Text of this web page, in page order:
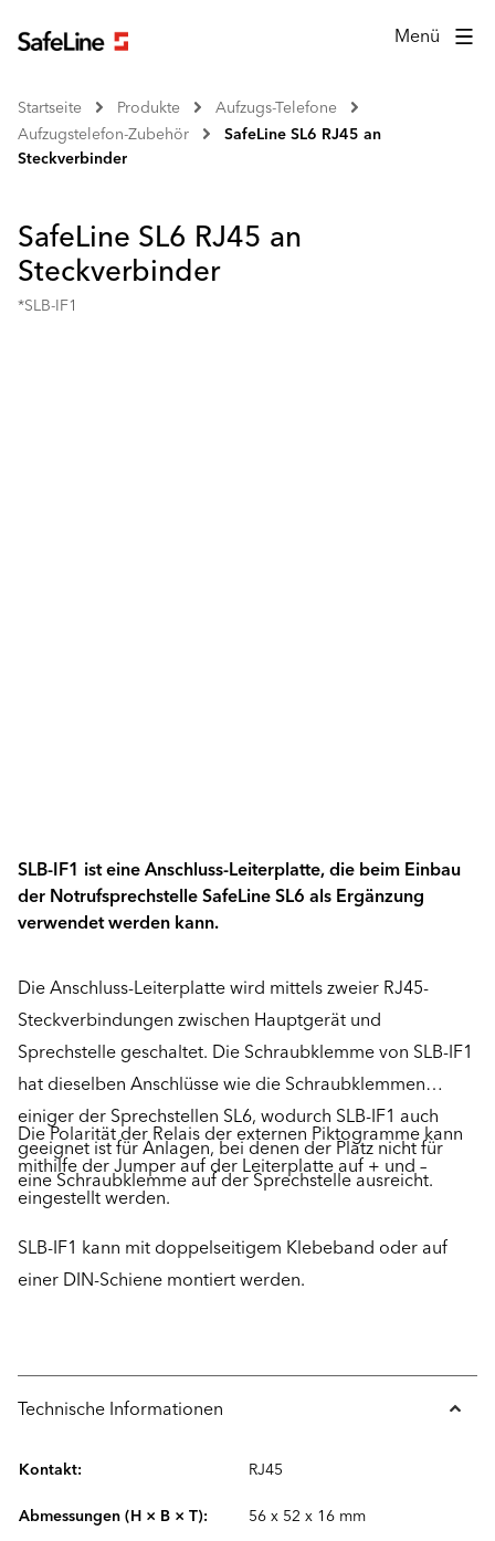
Menü
Startseite Produkte
Aufzugs-Telefone
Aufzugstelefon-Zubehör
SafeLine SL6 RJ45 an
Steckverbinder
SafeLine SL6 RJ45 an
Steckverbinder
*SLB-IF1
SLB-IF1 ist eine Anschluss-Leiterplatte, die beim Einbau
der Notrufsprechstelle SafeLine SL6 als Ergänzung
verwendet werden kann.
Die Anschluss-Leiterplatte wird mittels zweier RJ45-
Steckverbindungen zwischen Hauptgerät und
Sprechstelle geschaltet. Die Schraubklemme von SLB-IF1
hat dieselben Anschlüsse wie die Schraubklemmen
einiger der Sprechstellen SL6, wodurch SLB-IF1 auch
geeignet ist für Anlagen, bei denen der Platz nicht für
eine Schraubklemme auf der Sprechstelle ausreicht.
Die Polarität der Relais der externen Piktogramme kann
mithilfe der Jumper auf der Leiterplatte auf + und –
eingestellt werden.
SLB-IF1 kann mit doppelseitigem Klebeband oder auf
einer DIN-Schiene montiert werden.
Technische Informationen
Kontakt: RJ45
Abmessungen (H × B × T): 56 x 52 x 16 mm